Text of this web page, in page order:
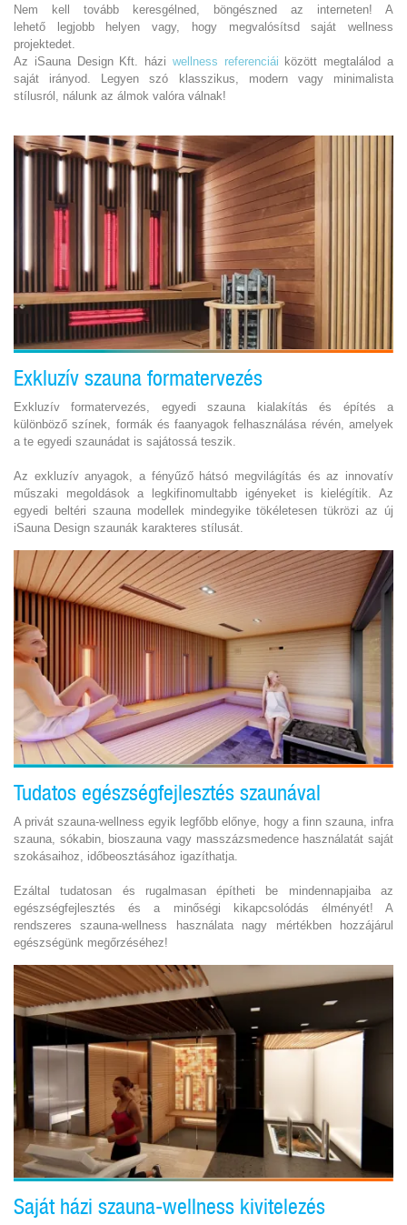
Nem kell tovább keresgélned, böngészned az interneten! A
lehető legjobb helyen vagy, hogy megvalósítsd saját wellness
projektedet.
Az iSauna Design Kft. házi wellness referenciái között megtalálod a
saját irányod. Legyen szó klasszikus, modern vagy minimalista
stílusról, nálunk az álmok valóra válnak!
Exkluzív szauna formatervezés
Exkluzív formatervezés, egyedi szauna kialakítás és építés a
különböző színek, formák és faanyagok felhasználása révén, amelyek
a te egyedi szaunádat is sajátossá teszik.
Az exkluzív anyagok, a fényűző hátsó megvilágítás és az innovatív
műszaki megoldások a legkifinomultabb igényeket is kielégítik. Az
egyedi beltéri szauna modellek mindegyike tökéletesen tükrözi az új
iSauna Design szaunák karakteres stílusát.
Tudatos egészségfejlesztés szaunával
A privát szauna-wellness egyik legfőbb előnye, hogy a finn szauna, infra
szauna, sókabin, bioszauna vagy masszázsmedence használatát saját
szokásaihoz, időbeosztásához igazíthatja.
Ezáltal tudatosan és rugalmasan építheti be mindennapjaiba az
egészségfejlesztés és a minőségi kikapcsolódás élményét! A
rendszeres szauna-wellness használata nagy mértékben hozzájárul
egészségünk megőrzéséhez!
Saját házi szauna-wellness kivitelezés